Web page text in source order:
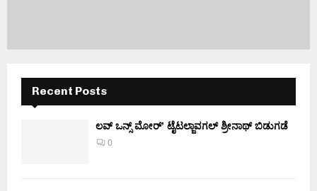
Recent Posts
ಲವ್ ಒನ್ಸ್ ಮೋರ್’ ಟೈಟಲ್ಜಾವಗಲ್ ಶ್ರೀನಾಥ್ ಬಿಡುಗಡೆ
0